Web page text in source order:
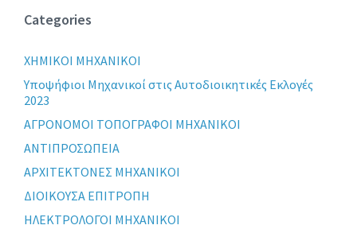
Categories
XHMIKOI MHXANIKOI
Yποψήφιοι Μηχανικοί στις Αυτοδιοικητικές Εκλογές
2023
ΑΓΡΟΝΟΜΟΙ ΤΟΠΟΓΡΑΦΟΙ ΜΗΧΑΝΙΚΟΙ
ΑΝΤΙΠΡΟΣΩΠΕΙΑ
ΑΡΧΙΤΕΚΤΟΝΕΣ ΜΗΧΑΝΙΚΟΙ
ΔΙΟΙΚΟΥΣΑ ΕΠΙΤΡΟΠΗ
ΗΛΕΚΤΡΟΛΟΓΟΙ ΜΗΧΑΝΙΚΟΙ